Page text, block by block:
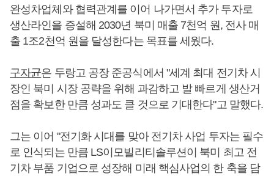
완성차업체와 협력관계를 이어 나가면서 추가 투자로
생산라인을 증설해 2030년 북미 매출 7천억 원, 전사 매
출 1조2천억 원을 달성한다는 목표를 세웠다.
구자균은 두랑고 공장 준공식에서 "세계 최대 전기차 시
장인 북미 시장 공략을 위해 과감하고 발 빠르게 생산거
점을 확보한 만큼 성과도 클 것으로 기대한다"고 말했다.
그는 이어 "전기화 시대를 맞아 전기차 사업 투자는 필수
로 인식되는 만큼 LS이모빌리티솔루션이 북미 최고 전
기차 부품 기업으로 성장해 미래 핵심사업의 한 축을 담